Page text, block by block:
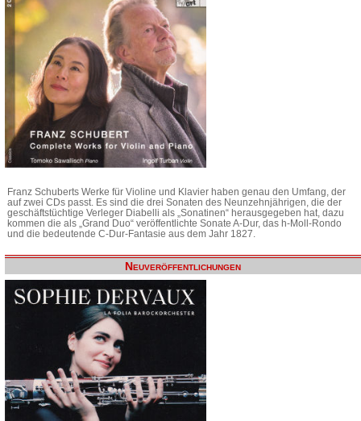
Franz Schuberts Werke für Violine und Klavier haben genau den Umfang, der
auf zwei CDs passt. Es sind die drei Sonaten des Neunzehnjährigen, die der
geschäftstüchtige Verleger Diabelli als „Sonatinen“ herausgegeben hat, dazu
kommen die als „Grand Duo“ veröffentlichte Sonate A-Dur, das h-Moll-Rondo
und die bedeutende C-Dur-Fantasie aus dem Jahr 1827.
Neuveröffentlichungen